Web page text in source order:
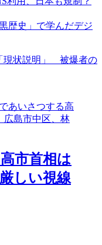
歴史」で学んだデジ
現状説明」 被爆者の
市首相は
しい視線